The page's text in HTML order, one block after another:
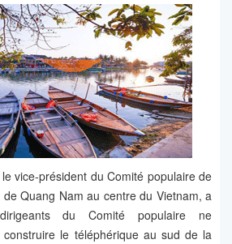
vice-président du Comité populaire de
Quang Nam au centre du Vietnam, a
du Comité populaire ne
le téléphérique au sud de la